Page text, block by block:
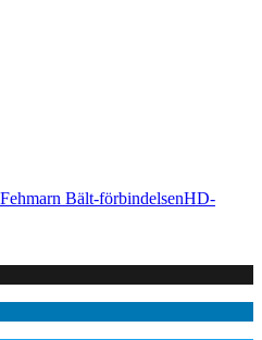
Bält-förbindelsenHD-